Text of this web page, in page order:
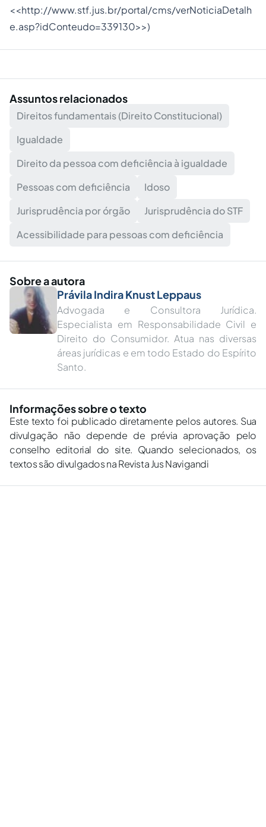
<<http://www.stf.jus.br/portal/cms/verNoticiaDetalh
e.asp?idConteudo=339130>>)
Assuntos relacionados
Direitos fundamentais (Direito Constitucional)
Igualdade
Direito da pessoa com deficiência à igualdade
Pessoas com deficiência
Idoso
Jurisprudência por órgão
Jurisprudência do STF
Acessibilidade para pessoas com deficiência
Sobre a autora
Právila Indira Knust Leppaus
Advogada e Consultora Jurídica.
Especialista em Responsabilidade Civil e
Direito do Consumidor. Atua nas diversas
áreas jurídicas e em todo Estado do Espírito
Santo.
Informações sobre o texto
Este texto foi publicado diretamente pelos autores. Sua
divulgação não depende de prévia aprovação pelo
conselho editorial do site. Quando selecionados, os
textos são divulgados na Revista Jus Navigandi